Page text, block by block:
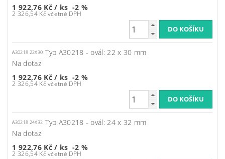
1 922,76 Kč/ ks
2 326,54 Kč včetně DPH
-2 %
A30218 22X30 Typ A30218 - ovál: 22 x 30 mm
Na dotaz
1 922,76 Kč/ ks
2 326,54 Kč včetně DPH
-2 %
A30218 24X32 Typ A30218 - ovál: 24 x 32 mm
Na dotaz
1 922,76 Kč/ ks
2 326,54 Kč včetně DPH
-2 %